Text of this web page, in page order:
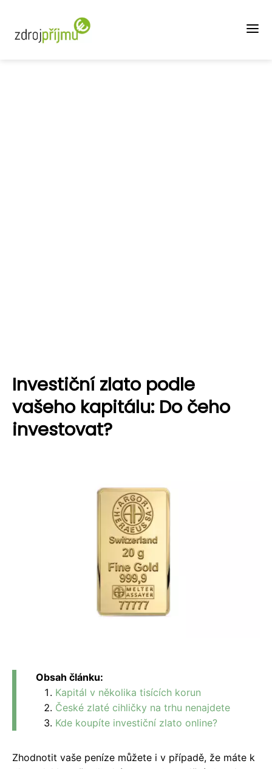
Investiční zlato podle
vašeho kapitálu: Do čeho
investovat?
Obsah článku:
Kapitál v několika tisících korun
České zlaté cihličky na trhu nenajdete
Kde koupíte investiční zlato online?
Zhodnotit vaše peníze můžete i v případě, že máte k